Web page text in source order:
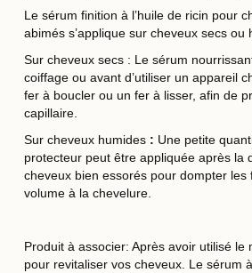
Le sérum finition à l’huile de ricin pour
abimés s’applique sur cheveux secs ou
Sur cheveux secs : Le sérum
coiffage ou avant d’utiliser un appareil
fer à boucler ou un fer à lisser, afin de
capillaire.
Sur cheveux humides: Une petite
protecteur peut être appliquée après la
cheveux bien essorés pour dompter les
volume à la chevelure.
Produit à associer: Après avoir utilisé le
pour revitaliser vos cheveux. Le sérum